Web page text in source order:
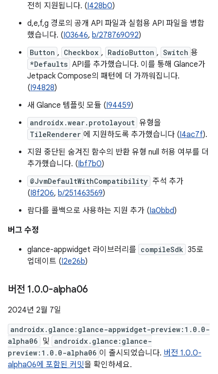
전히 지원됩니다. (I428b0)
d,e,f,g 경로의 공개 API 파일과 실험용 API 파일을 병합
했습니다. (I03646, b/278769092)
Button , Checkbox , RadioButton , Switch 용
*Defaults API를 추가했습니다. 이를 통해 Glance가
Jetpack Compose의 패턴에 더 가까워집니다.
(I94828)
새 Glance 템플릿 모듈 (I94459)
androidx.wear.protolayout 유형을
TileRenderer 에 지원하도록 추가했습니다 (I4ac7f).
지원 중단된 숨겨진 함수의 반환 유형 null 허용 여부를 더
추가했습니다. (Ibf7b0)
@JvmDefaultWithCompatibility 주석 추가
(I8f206, b/251463569)
람다를 콜백으로 사용하는 지원 추가 (Ia0bbd)
버그 수정
glance-appwidget 라이브러리를 compileSdk 35로
업데이트 (I2e26b)
버전 1.0.0-alpha06
2024년 2월 7일
androidx.glance:glance-appwidget-preview:1.0.0-
alpha06 및 androidx.glance:glance-
preview:1.0.0-alpha06 이 출시되었습니다. 버전 1.0.0-
alpha06에 포함된 커밋을 확인하세요.